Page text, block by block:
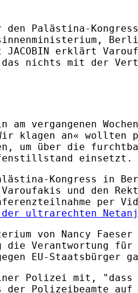
den Palästina-
erklärt
das nichts mit der
vergangenen
klagen an«
um über die
einsetzt.
Kongress in
und den
per
ultrarechten
von Nancy
die Verantwortung
EU-Staatsbürger
Polizei mit, "dass
Polizeibeamte